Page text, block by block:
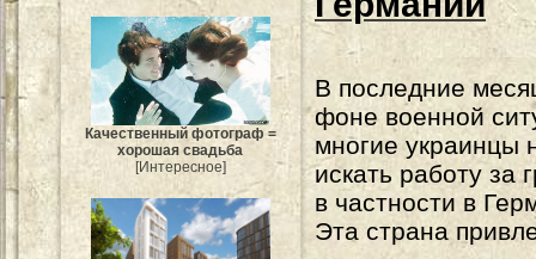
Качественный фотограф =
хорошая свадьба
[Интересное]
В последние
фоне военной
многие украинцы
искать работу за
в частности в
Эта страна